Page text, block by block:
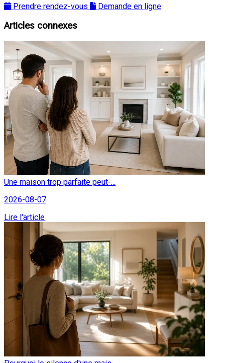
Prendre rendez-vous
Demande en ligne
Articles connexes
Une maison trop parfaite peut-...
2026-08-07
Lire l'article